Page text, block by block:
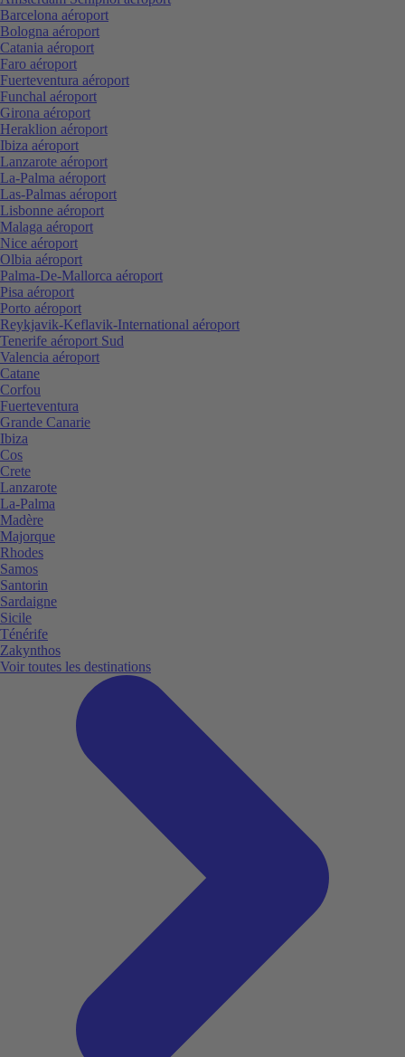
Barcelona aéroport
Bologna aéroport
Catania aéroport
Faro aéroport
Fuerteventura aéroport
Funchal aéroport
Girona aéroport
Heraklion aéroport
Ibiza aéroport
Lanzarote aéroport
La-Palma aéroport
Las-Palmas aéroport
Lisbonne aéroport
Malaga aéroport
Nice aéroport
Olbia aéroport
Palma-De-Mallorca aéroport
Pisa aéroport
Porto aéroport
Reykjavik-Keflavik-International aéroport
Tenerife aéroport Sud
Valencia aéroport
Catane
Corfou
Fuerteventura
Grande Canarie
Ibiza
Cos
Crete
Lanzarote
La-Palma
Madère
Majorque
Rhodes
Samos
Santorin
Sardaigne
Sicile
Ténérife
Zakynthos
Voir toutes les destinations